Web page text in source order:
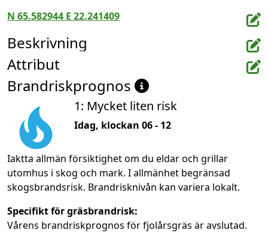
N 65.582944 E 22.241409
Beskrivning
Attribut
Brandriskprognos
1: Mycket liten risk
Idag, klockan 06 - 12
Iaktta allmän försiktighet om du eldar och grillar
utomhus i skog och mark. I allmänhet begränsad
skogsbrandsrisk. Brandrisknivån kan variera lokalt.
Specifikt för gräsbrandrisk:
Vårens brandriskprognos för fjolårsgräs är avslutad.